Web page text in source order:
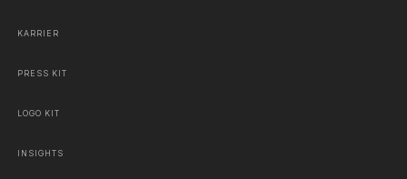
KARRIER
PRESS KIT
LOGO KIT
INSIGHTS